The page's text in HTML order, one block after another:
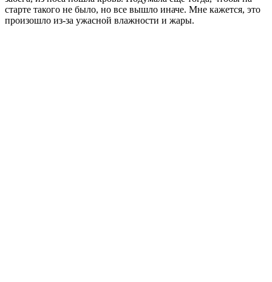
старте такого не было, но все вышло иначе. Мне кажется, это
произошло из-за ужасной влажности и жары.